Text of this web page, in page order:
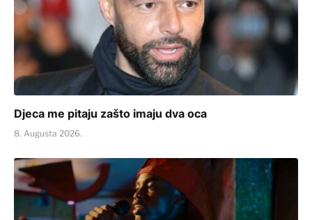
Djeca me pitaju zašto imaju dva oca
8. Augusta 2026.